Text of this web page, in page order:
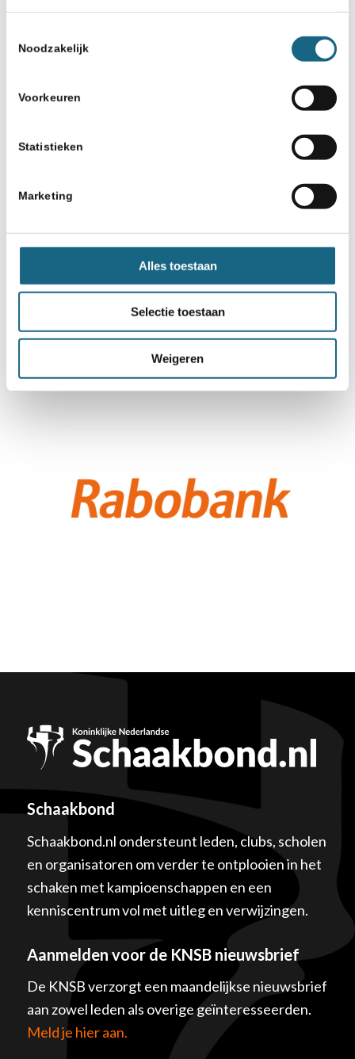
Noodzakelijk
Voorkeuren
Statistieken
Marketing
Alles toestaan
Selectie toestaan
Weigeren
Schaakbond
Schaakbond.nl ondersteunt leden, clubs, scholen
en organisatoren om verder te ontplooien in het
schaken met kampioenschappen en een
kenniscentrum vol met uitleg en verwijzingen.
Aanmelden voor de KNSB nieuwsbrief
De KNSB verzorgt een maandelijkse nieuwsbrief
aan zowel leden als overige geïnteresseerden.
Meld je hier aan.